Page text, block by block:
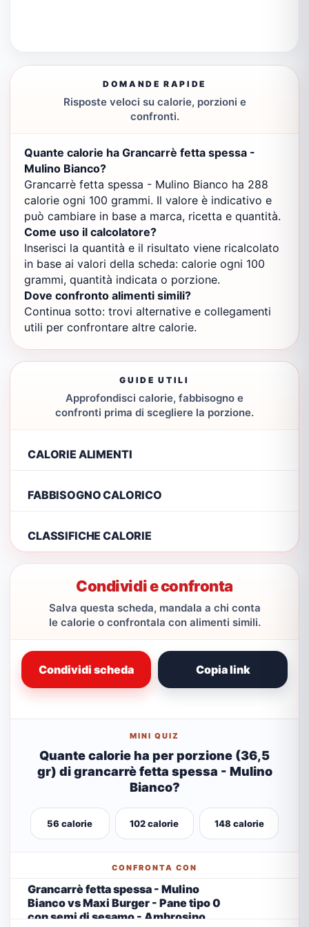
DOMANDE RAPIDE
Risposte veloci su calorie, porzioni e
confronti.
Quante calorie ha Grancarrè fetta spessa -
Mulino Bianco?
Grancarrè fetta spessa - Mulino Bianco ha 288
calorie ogni 100 grammi. Il valore è indicativo e
può cambiare in base a marca, ricetta e quantità.
Come uso il calcolatore?
Inserisci la quantità e il risultato viene ricalcolato
in base ai valori della scheda: calorie ogni 100
grammi, quantità indicata o porzione.
Dove confronto alimenti simili?
Continua sotto: trovi alternative e collegamenti
utili per confrontare altre calorie.
GUIDE UTILI
Approfondisci calorie, fabbisogno e
confronti prima di scegliere la porzione.
CALORIE ALIMENTI
FABBISOGNO CALORICO
CLASSIFICHE CALORIE
Condividi e confronta
Salva questa scheda, mandala a chi conta
le calorie o confrontala con alimenti simili.
Condividi scheda Copia link
MINI QUIZ
Quante calorie ha per porzione (36,5
gr) di grancarrè fetta spessa - Mulino
Bianco?
56 calorie 102 calorie 148 calorie
CONFRONTA CON
Grancarrè fetta spessa - Mulino
Bianco vs Maxi Burger - Pane tipo 0
con semi di sesamo - Ambrosino